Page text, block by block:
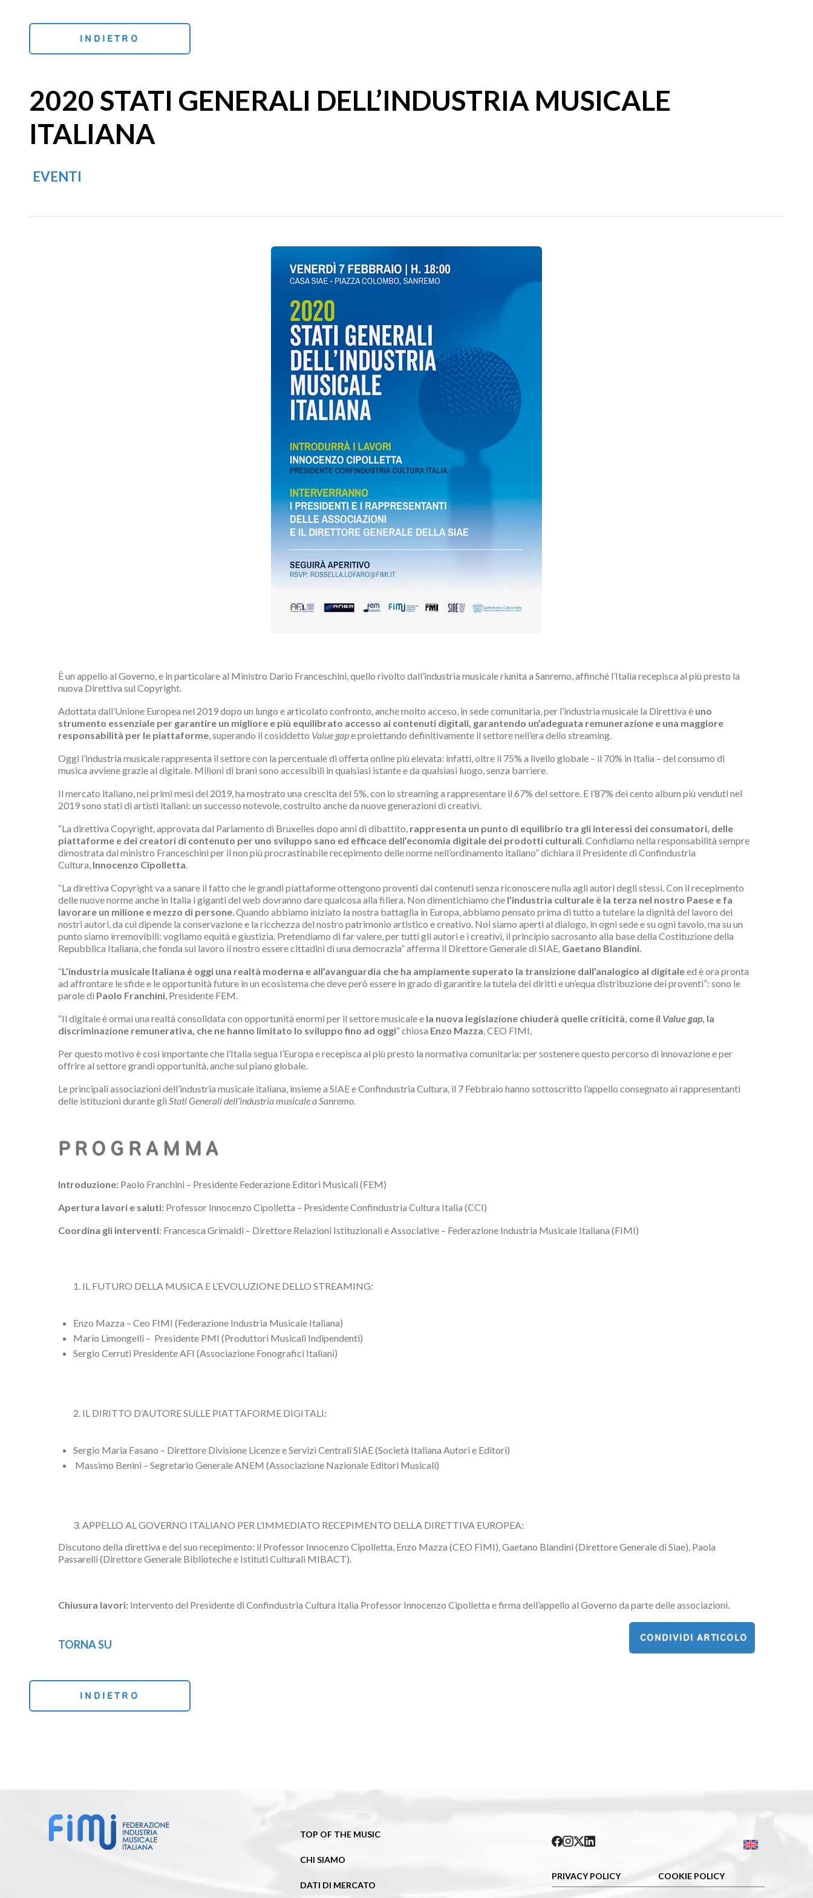
INDIETRO
2020 STATI GENERALI DELL’INDUSTRIA MUSICALE
ITALIANA
EVENTI
È un appello al Governo, e in particolare al Ministro Dario Franceschini, quello rivolto dall’industria musicale riunita a Sanremo, affinché l’Italia recepisca al più presto la
nuova Direttiva sul Copyright.
Adottata dall’Unione Europea nel 2019 dopo un lungo e articolato confronto, anche molto acceso, in sede comunitaria, per l’industria musicale la Direttiva è uno
strumento essenziale per garantire un migliore e più equilibrato accesso ai contenuti digitali, garantendo un’adeguata remunerazione e una maggiore
responsabilità per le piattaforme, superando il cosiddetto Value gape proiettando definitivamente il settore nell’era dello streaming.
Oggi l’industria musicale rappresenta il settore con la percentuale di offerta online più elevata: infatti, oltre il 75% a livello globale – il 70% in Italia – del consumo di
musica avviene grazie al digitale. Milioni di brani sono accessibili in qualsiasi istante e da qualsiasi luogo, senza barriere.
Il mercato italiano, nei primi mesi del 2019, ha mostrato una crescita del 5%, con lo streaming a rappresentare il 67% del settore. E l’87% dei cento album più venduti nel
2019 sono stati di artisti italiani: un successo notevole, costruito anche da nuove generazioni di creativi.
“La direttiva Copyright, approvata dal Parlamento di Bruxelles dopo anni di dibattito, rappresenta un punto di equilibrio tra gli interessi dei consumatori, delle
piattaforme e dei creatori di contenuto per uno sviluppo sano ed efficace dell’economia digitale dei prodotti culturali. Confidiamo nella responsabilità sempre
dimostrata dal ministro Franceschini per il non più procrastinabile recepimento delle norme nell’ordinamento italiano” dichiara il Presidente di Confindustria
Cultura, Innocenzo Cipolletta.
“La direttiva Copyright va a sanare il fatto che le grandi piattaforme ottengono proventi dai contenuti senza riconoscere nulla agli autori degli stessi. Con il recepimento
delle nuove norme anche in Italia i giganti del web dovranno dare qualcosa alla filiera. Non dimentichiamo che l’industria culturale è la terza nel nostro Paese e fa
lavorare un milione e mezzo di persone. Quando abbiamo iniziato la nostra battaglia in Europa, abbiamo pensato prima di tutto a tutelare la dignità del lavoro dei
nostri autori, da cui dipende la conservazione e la ricchezza del nostro patrimonio artistico e creativo. Noi siamo aperti al dialogo, in ogni sede e su ogni tavolo, ma su un
punto siamo irremovibili: vogliamo equità e giustizia. Pretendiamo di far valere, per tutti gli autori e i creativi, il principio sacrosanto alla base della Costituzione della
Repubblica Italiana, che fonda sul lavoro il nostro essere cittadini di una democrazia” afferma il Direttore Generale di SIAE, Gaetano Blandini.
“L’industria musicale Italiana è oggi una realtà moderna e all’avanguardia che ha ampiamente superato la transizione dall’analogico al digitaleed è ora pronta
ad affrontare le sfide e le opportunità future in un ecosistema che deve però essere in grado di garantire la tutela dei diritti e un’equa distribuzione dei proventi”: sono le
parole di Paolo Franchini, Presidente FEM.
“Il digitale è ormai una realtà consolidata con opportunità enormi per il settore musicale e la nuova legislazione chiuderà quelle criticità, come il Value gap, la
discriminazione remunerativa, che ne hanno limitato lo sviluppo fino ad oggi” chiosa Enzo Mazza, CEO FIMI.
Per questo motivo è così importante che l’Italia segua l’Europa e recepisca al più presto la normativa comunitaria: per sostenere questo percorso di innovazione e per
offrire al settore grandi opportunità, anche sul piano globale.
Le principali associazioni dell’industria musicale italiana, insieme a SIAE e Confindustria Cultura, il 7 Febbraio hanno sottoscritto l’appello consegnato ai rappresentanti
delle istituzioni durante gli Stati Generali dell’industria musicale a Sanremo.
PROGRAMMA
Introduzione: Paolo Franchini – Presidente Federazione Editori Musicali (FEM)
Apertura lavori e saluti: Professor Innocenzo Cipolletta – Presidente Confindustria Cultura Italia (CCI)
Coordina gli interventi: Francesca Grimaldi – Direttore Relazioni Istituzionali e Associative – Federazione Industria Musicale Italiana (FIMI)
IL FUTURO DELLA MUSICA E L’EVOLUZIONE DELLO STREAMING:
Enzo Mazza – Ceo FIMI (Federazione Industria Musicale Italiana)
Mario Limongelli – Presidente PMI (Produttori Musicali Indipendenti)
Sergio Cerruti Presidente AFI (Associazione Fonografici Italiani)
IL DIRITTO D’AUTORE SULLE PIATTAFORME DIGITALI:
Sergio Maria Fasano – Direttore Divisione Licenze e Servizi Centrali SIAE (Società Italiana Autori e Editori)
Massimo Benini – Segretario Generale ANEM (Associazione Nazionale Editori Musicali)
APPELLO AL GOVERNO ITALIANO PER L’IMMEDIATO RECEPIMENTO DELLA DIRETTIVA EUROPEA:
Discutono della direttiva e del suo recepimento: il Professor Innocenzo Cipolletta, Enzo Mazza (CEO FIMI), Gaetano Blandini (Direttore Generale di Siae), Paola
Passarelli (Direttore Generale Biblioteche e Istituti Culturali MIBACT).
Chiusura lavori: Intervento del Presidente di Confindustria Cultura Italia Professor Innocenzo Cipolletta e firma dell’appello al Governo da parte delle associazioni.
TORNA SU
CONDIVIDI ARTICOLO
INDIETRO
TOP OF THE MUSIC
CHI SIAMO
DATI DI MERCATO
PRIVACY POLICY COOKIE POLICY